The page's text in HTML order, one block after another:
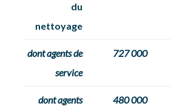
du
nettoyage
dont agentsde
service
727 000
dont agents
480 000